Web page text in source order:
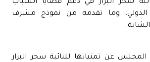
سحر البزار في دعم قضايا الشباب
الدولي، وما تقدمه من نموذج مشرف
عن تمنياتها للنائبة سحر البزار